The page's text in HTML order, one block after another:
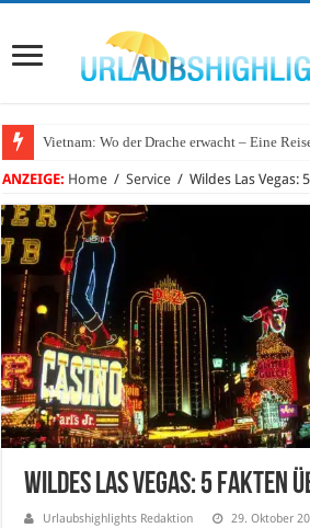
Vietnam: Wo der Drache erwacht – Eine
ANZEIGE: Home / Service / Wildes Las Vegas:
Wildes Las Vegas: 5 Fakten
Urlaubshighlights Redaktion 29. Oktober